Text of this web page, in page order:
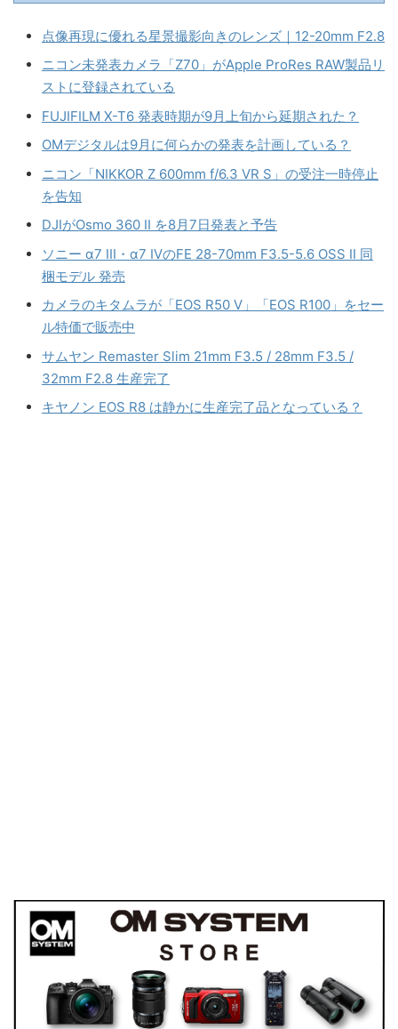
点像再現に優れる星景撮影向きのレンズ｜12-20mm F2.8
ニコン未発表カメラ「Z70」がApple ProRes RAW製品リ
ストに登録されている
FUJIFILM X-T6 発表時期が9月上旬から延期された？
OMデジタルは9月に何らかの発表を計画している？
ニコン「NIKKOR Z 600mm f/6.3 VR S」の受注一時停止
を告知
DJIがOsmo 360 II を8月7日発表と予告
ソニー α7 III・α7 IVのFE 28-70mm F3.5-5.6 OSS II 同
梱モデル 発売
カメラのキタムラが「EOS R50 V」「EOS R100」をセー
ル特価で販売中
サムヤン Remaster Slim 21mm F3.5 / 28mm F3.5 /
32mm F2.8 生産完了
キヤノン EOS R8 は静かに生産完了品となっている？